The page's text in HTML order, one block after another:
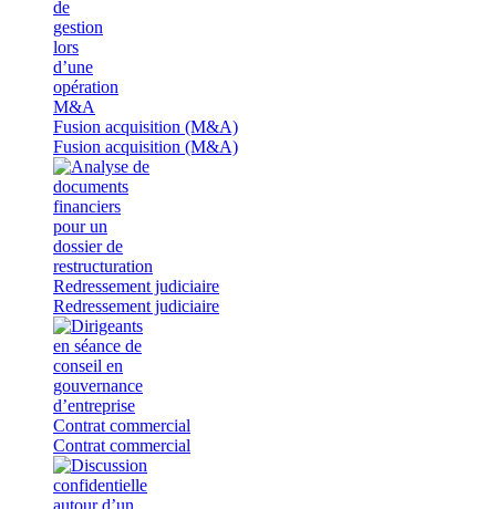
Fusion acquisition (M&A)
Fusion acquisition (M&A)
Redressement judiciaire
Redressement judiciaire
Contrat commercial
Contrat commercial